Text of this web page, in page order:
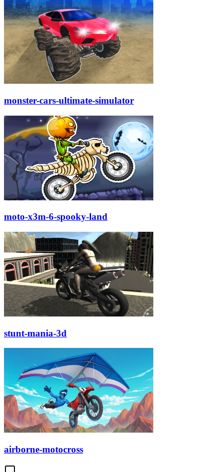
monster-cars-ultimate-simulator
moto-x3m-6-spooky-land
stunt-mania-3d
airborne-motocross